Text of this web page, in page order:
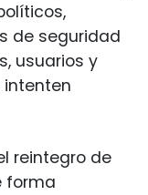
de seguridad
usuarios y
reintegro de
forma